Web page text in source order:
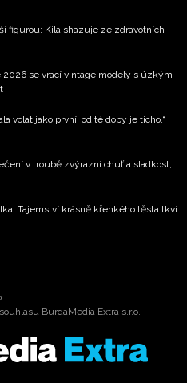
figurou: Kila shazuje ze zdravotních
se vrací vintage modely s úzkým
volat jako první, od té doby je ticho,“
v troubě zvýrazní chuť a sladkost,
Tajemství krásně křehkého těsta tkví
BurdaMedia Extra s.r.o.